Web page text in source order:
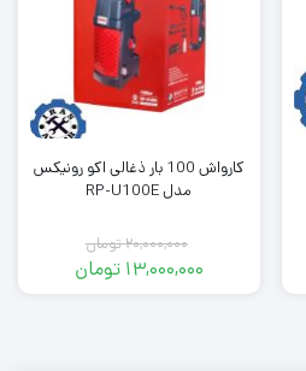
کارواش 100 بار ذغالی اکو رونیکس
مدل RP-U100E
20,000,000تومان
13,000,000 تومان